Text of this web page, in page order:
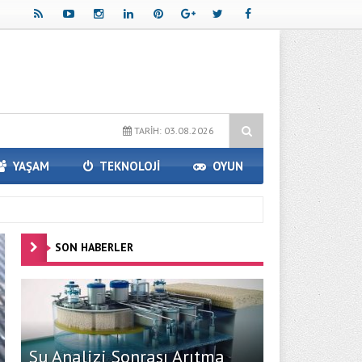
Paketleri ile Kendi Minecraft Dünyanızı Oluşturun Avrupa
TARİH: 03.08.2026
YAŞAM TEKNOLOJİ OYUN
SON HABERLER
Su Analizi Sonrası Arıtma